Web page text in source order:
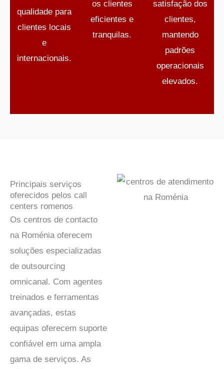
qualidade para
clientes locais
e
internacionais.
os clientes
eficientes e
tranquilas.
satisfação dos
clientes,
mantendo
padrões
operacionais
elevados.
Principais serviços
oferecidos pelos call
centers romenos
Os centros de contacto
na Roménia oferecem
soluções especializadas
de outsourcing
omnicanal. Com agentes
treinados e ferramentas
avançadas, estas
equipas oferecem suporte
confiável em uma ampla
gama de serviços. As